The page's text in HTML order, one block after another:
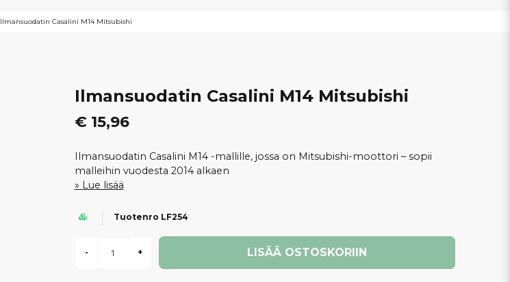
Ilmansuodatin Casalini M14 Mitsubishi
Ilmansuodatin Casalini M14 Mitsubishi
€ 15,96
Ilmansuodatin Casalini M14 -mallille, jossa on Mitsubishi-moottori – sopii
malleihin vuodesta 2014 alkaen
Lue lisää
Tuotenro LF254
- + LISÄÄ OSTOSKORIIN